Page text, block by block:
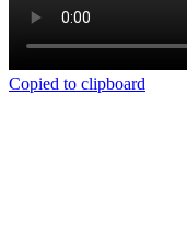
Copied to clipboard